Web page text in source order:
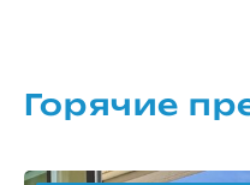
Горячие